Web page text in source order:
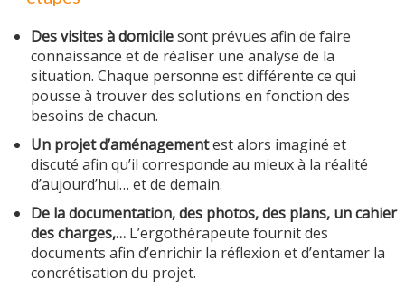
MOBILITÉ
ACTUALITÉS
NOUS CONTACTER
Des visites à domicilesont prévues afin de faire
connaissance et de réaliser une analyse de la
situation. Chaque personne est différente ce qui
pousse à trouver des solutions en fonction des
besoins de chacun.
Un projet d’aménagementest alors imaginé et
discuté afin qu’il corresponde au mieux à la réalité
d’aujourd’hui… et de demain.
De la documentation, des photos, des plans, un cahier
des charges,…L’ergothérapeute fournit des
documents afin d’enrichir la réflexion et d’entamer la
concrétisation du projet.